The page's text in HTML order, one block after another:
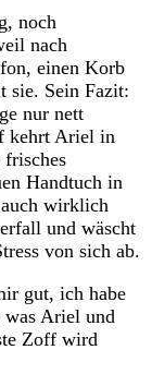
noch
nach
einen Korb
sie. Sein Fazit:
nur nett
kehrt Ariel in
frisches
Handtuch in
wirklich
und wäscht
von sich ab.
gut, ich habe
Ariel und
Zoff wird